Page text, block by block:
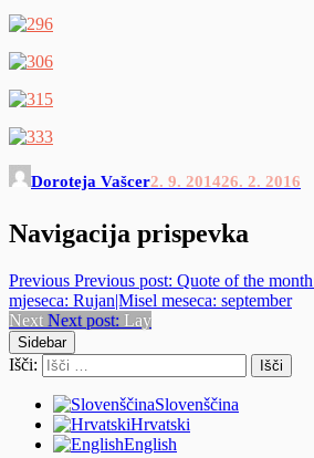
Doroteja Vašcer2. 9. 201426. 2. 2016
Navigacija prispevka
Previous Previous post: Quote of the
mjeseca: Rujan|Misel meseca: september
Next Next post: Lay
Sidebar
Išči:
Slovenščina
Hrvatski
English